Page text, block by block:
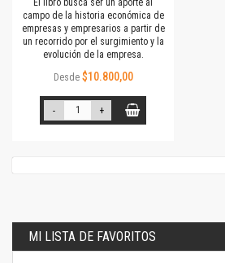
campo de la historia económica de
empresas y empresarios a partir de
un recorrido por el surgimiento y la
evolución de la empresa.
Desde $10.800,00
- +
MI LISTA DE FAVORITOS